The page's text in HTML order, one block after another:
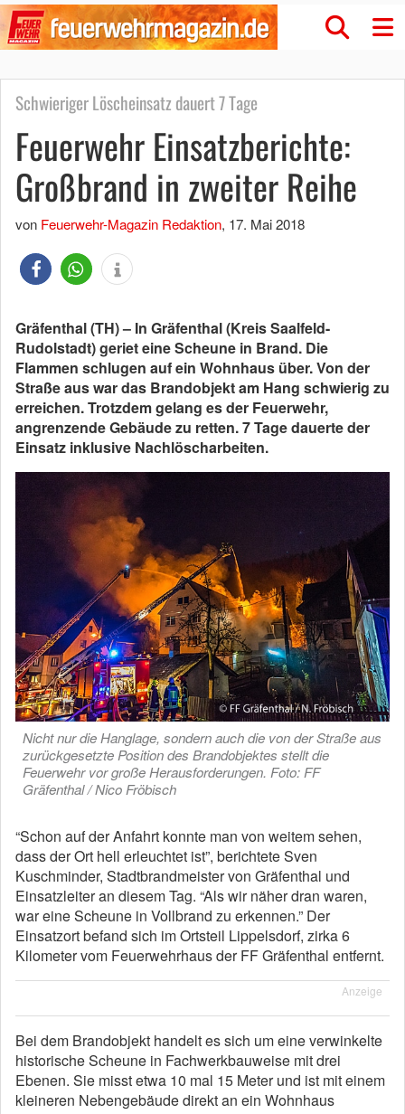
Schwieriger Löscheinsatz dauert 7 Tage
Feuerwehr Einsatzberichte:
Großbrand in zweiter Reihe
von Feuerwehr-Magazin Redaktion, 17. Mai 2018
Gräfenthal (TH) – In Gräfenthal (Kreis Saalfeld-
Rudolstadt) geriet eine Scheune in Brand. Die
Flammen schlugen auf ein Wohnhaus über. Von der
Straße aus war das Brandobjekt am Hang schwierig zu
erreichen. Trotzdem gelang es der Feuerwehr,
angrenzende Gebäude zu retten. 7 Tage dauerte der
Einsatz inklusive Nachlöscharbeiten.
Nicht nur die Hanglage, sondern auch die von der Straße aus
zurückgesetzte Position des Brandobjektes stellt die
Feuerwehr vor große Herausforderungen. Foto: FF
Gräfenthal / Nico Fröbisch
“Schon auf der Anfahrt konnte man von weitem sehen,
dass der Ort hell erleuchtet ist”, berichtete Sven
Kuschminder, Stadtbrandmeister von Gräfenthal und
Einsatzleiter an diesem Tag. “Als wir näher dran waren,
war eine Scheune in Vollbrand zu erkennen.” Der
Einsatzort befand sich im Ortsteil Lippelsdorf, zirka 6
Kilometer vom Feuerwehrhaus der FF Gräfenthal entfernt.
Anzeige
Bei dem Brandobjekt handelt es sich um eine verwinkelte
historische Scheune in Fachwerkbauweise mit drei
Ebenen. Sie misst etwa 10 mal 15 Meter und ist mit einem
kleineren Nebengebäude direkt an ein Wohnhaus